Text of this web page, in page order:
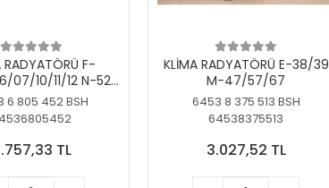
RADYATÖRÜ F-
07/10/11/12 N-52
53/57/63
6 805 452 BSH
TL
KLİMA RADYATÖRÜ E-38/39
M-47/57/67
6453 8 375 513 BSH
64538375513
3.027,52 TL